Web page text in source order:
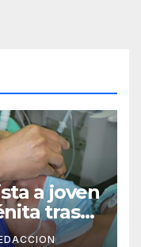
a joven
tras
visual